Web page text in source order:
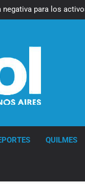
negativa para los
Street y el riesgo
condenó los
negativa para los
condenó los
Internacional de la
QUILMES